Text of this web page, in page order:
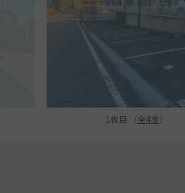
1 枚目 （全4枚）